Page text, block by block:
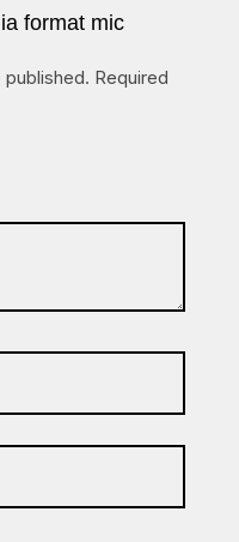
format mic
published. Required